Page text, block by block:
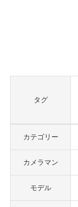
タグ
カテゴリー
カメラマン
モデル